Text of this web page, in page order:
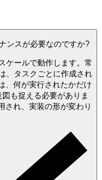
ンスが必要なのですか?
ケールで動作します。常
、タスクごとに作成され
、何が実行されたかだけ
も捉える必要がありま
され、実装の形が変わり